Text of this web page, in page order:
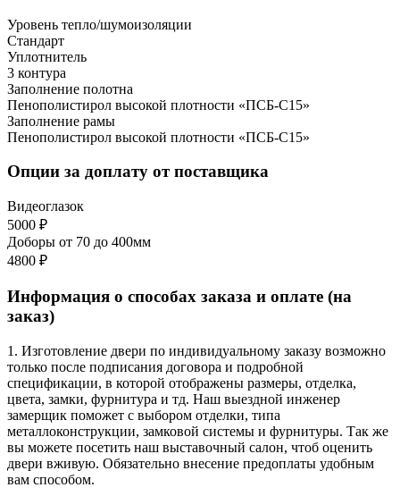
Уровень тепло/шумоизоляции
Стандарт
Уплотнитель
3 контура
Заполнение полотна
Пенополистирол высокой плотности «ПСБ-С15»
Заполнение рамы
Пенополистирол высокой плотности «ПСБ-С15»
Опции за доплату от поставщика
Видеоглазок
5000 ₽
Доборы от 70 до 400мм
4800 ₽
Информация о способах заказа и оплате (на
заказ)
1. Изготовление двери по индивидуальному заказу возможно
только после подписания договора и подробной
спецификации, в которой отображены размеры, отделка,
цвета, замки, фурнитура и тд. Наш выездной инженер
замерщик поможет с выбором отделки, типа
металлоконструкции, замковой системы и фурнитуры. Так же
вы можете посетить наш выставочный салон, чтоб оценить
двери вживую. Обязательно внесение предоплаты удобным
вам способом.